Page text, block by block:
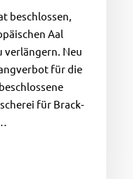
beschlossen,
Aal
verlängern. Neu
für die
für Brack-